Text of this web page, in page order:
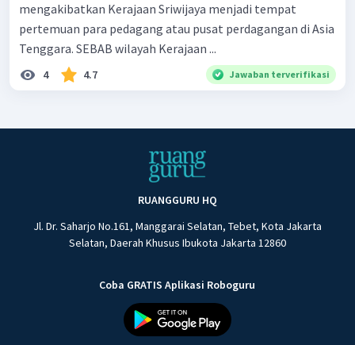
mengakibatkan Kerajaan Sriwijaya menjadi tempat
pertemuan para pedagang atau pusat perdagangan di Asia
Tenggara. SEBAB wilayah Kerajaan ...
4 4.7 Jawaban terverifikasi
RUANGGURU HQ
Jl. Dr. Saharjo No.161, Manggarai Selatan, Tebet, Kota Jakarta
Selatan, Daerah Khusus Ibukota Jakarta 12860
Coba GRATIS Aplikasi Roboguru